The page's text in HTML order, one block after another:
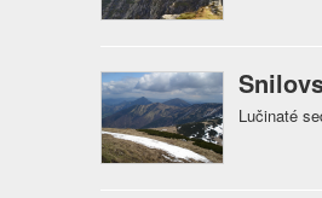
Lučinaté